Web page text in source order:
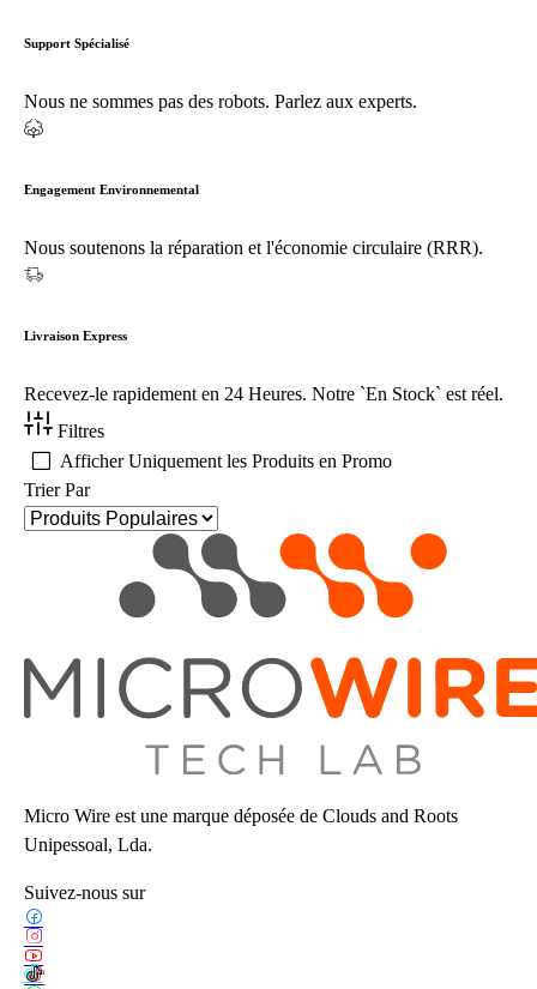
Support Spécialisé
Nous ne sommes pas des robots. Parlez aux experts.
Engagement Environnemental
Nous soutenons la réparation et l'économie circulaire (RRR).
Livraison Express
Recevez-le rapidement en 24 Heures. Notre `En Stock` est réel.
Filtres
Afficher Uniquement les Produits en Promo
Trier Par
Micro Wire est une marque déposée de Clouds and Roots
Unipessoal, Lda.
Suivez-nous sur